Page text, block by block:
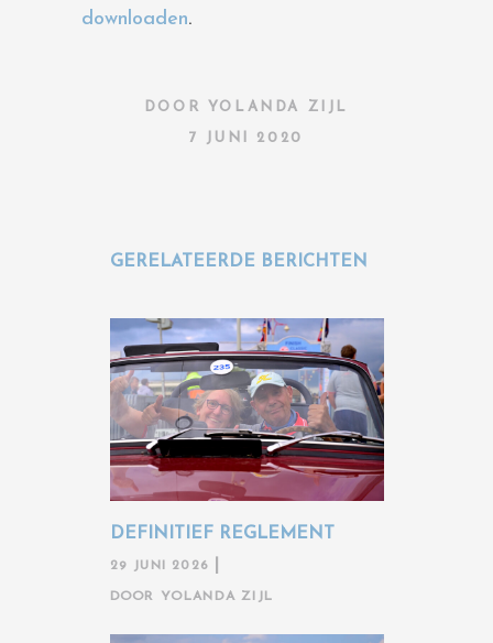
downloaden.
DOOR YOLANDA ZIJL
7 JUNI 2020
GERELATEERDE BERICHTEN
DEFINITIEF REGLEMENT
29 JUNI 2026
DOOR YOLANDA ZIJL